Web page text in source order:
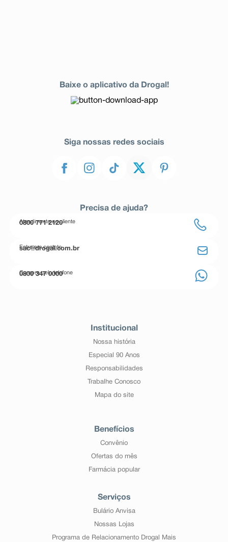
Baixe o aplicativo da Drogal!
Siga nossas redes sociais
Precisa de ajuda?
Atendimento ao cliente
0800 771 2120
Entre em contato
sac@drogal.com.br
Compre pelo telefone
0800 347 0000
Institucional
Nossa história
Especial 90 Anos
Responsabilidades
Trabalhe Conosco
Mapa do site
Benefícios
Convênio
Ofertas do mês
Farmácia popular
Serviços
Bulário Anvisa
Nossas Lojas
Programa de Relacionamento Drogal Mais